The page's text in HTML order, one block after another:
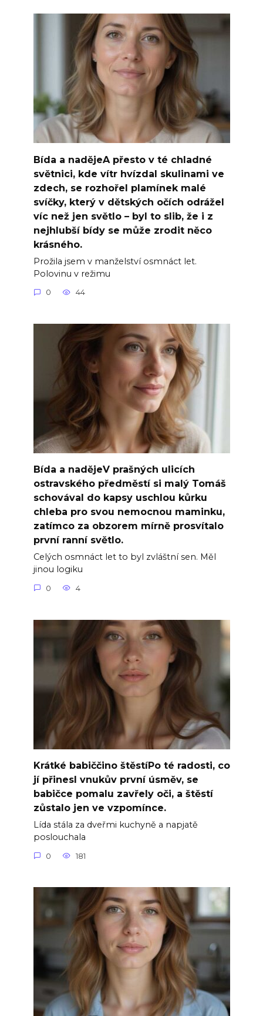
Bída a nadějeA přesto v té chladné
světnici, kde vítr hvízdal skulinami ve
zdech, se rozhořel plamínek malé
svíčky, který v dětských očích odrážel
víc než jen světlo – byl to slib, že i z
nejhlubší bídy se může zrodit něco
krásného.
Prožila jsem v manželství osmnáct let.
Polovinu v režimu
0 44
Bída a nadějeV prašných ulicích
ostravského předměstí si malý Tomáš
schovával do kapsy uschlou kůrku
chleba pro svou nemocnou maminku,
zatímco za obzorem mírně prosvítalo
první ranní světlo.
Celých osmnáct let to byl zvláštní sen. Měl
jinou logiku
0 4
Krátké babiččino štěstíPo té radosti, co
jí přinesl vnukův první úsměv, se
babičce pomalu zavřely oči, a štěstí
zůstalo jen ve vzpomínce.
Lída stála za dveřmi kuchyně a napjatě
poslouchala
0 181